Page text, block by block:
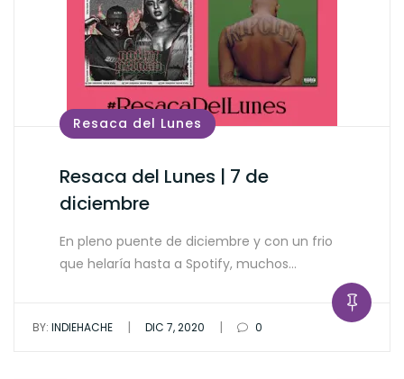
Resaca del Lunes
Resaca del Lunes | 7 de
diciembre
En pleno puente de diciembre y con un frio
que helaría hasta a Spotify, muchos…
BY: INDIEHACHE | DIC 7, 2020 | 0